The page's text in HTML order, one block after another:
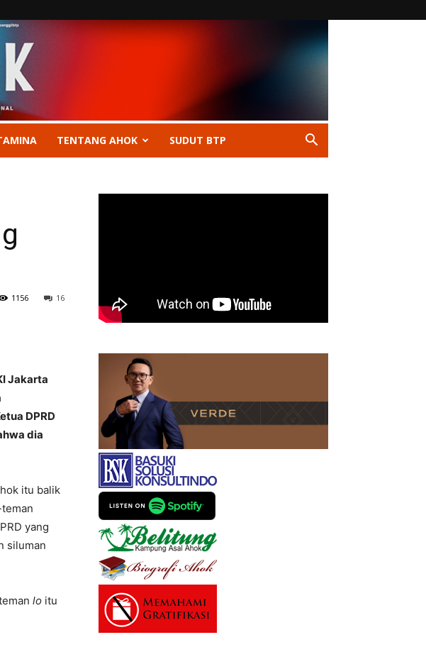
TENTANG AHOK SUDUT BTP
16
1156
Jakarta
DPRD
dia
itu balik
yang
siluman
lo itu